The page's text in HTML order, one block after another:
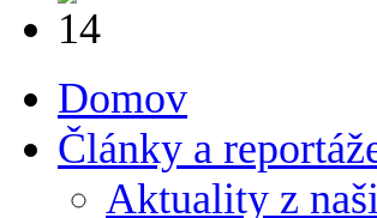
Domov
Články a
Aktuality z